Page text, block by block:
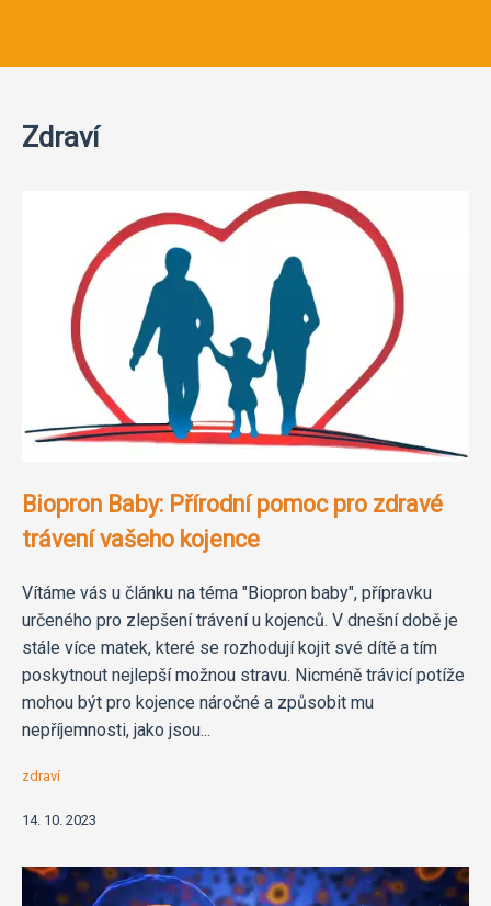
Zdraví
Biopron Baby: Přírodní pomoc pro zdravé
trávení vašeho kojence
Vítáme vás u článku na téma "Biopron baby", přípravku
určeného pro zlepšení trávení u kojenců. V dnešní době je
stále více matek, které se rozhodují kojit své dítě a tím
poskytnout nejlepší možnou stravu. Nicméně trávicí potíže
mohou být pro kojence náročné a způsobit mu
nepříjemnosti, jako jsou...
zdraví
14. 10. 2023